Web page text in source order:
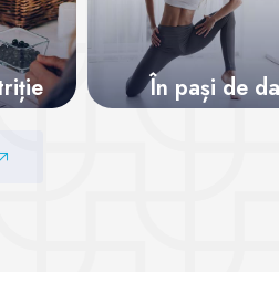
În pași de